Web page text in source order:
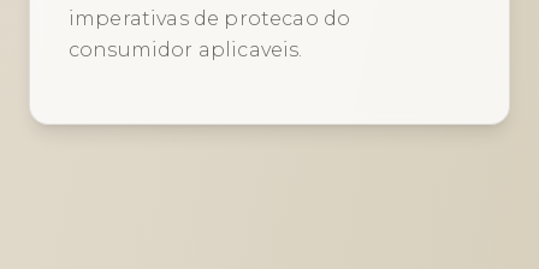
imperativas de protecao do
consumidor aplicaveis.